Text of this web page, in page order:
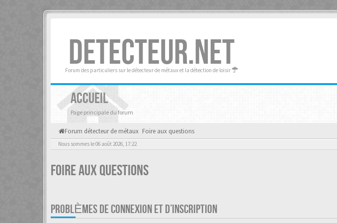
DETECTEUR.NET
Forum des particuliers sur le détecteur de métaux et la détection de loisir
ACCUEIL
Page principale du forum
Forum détecteur de métaux Foire aux questions
Nous sommes le 06 août 2026, 17:22
Foire aux questions
PROBLÈMES DE CONNEXION ET D’INSCRIPTION